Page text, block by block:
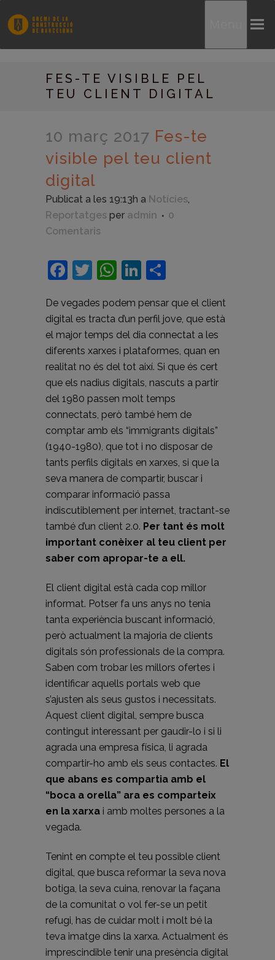
FES-TE VISIBLE PEL
TEU CLIENT DIGITAL
10 març 2017 Fes-te
visible pel teu client
digital
Publicat a les 19:13h a Notícies,
Reportatges per admin
0
Comentaris
Facebook
Twitter
WhatsApp
LinkedIn
De vegades podem pensar que el client
digital es tracta d’un perfil jove, que està
el major temps del dia connectat a les
diferents xarxes i plataformes, quan en
realitat no és del tot així. Si que és cert
que els nadius digitals, nascuts a partir
del 1980 passen molt temps
connectats, però també hem de
comptar amb els “immigrants digitals”
(1940-1980), que tot i no disposar de
tants perfils digitals en xarxes, si que la
seva manera de compartir, buscar i
comparar informació passa
indiscutiblement per internet, tractant-se
també d’un client 2.0. Per tant és molt
important conèixer al teu client per
saber com apropar-te a ell.
El client digital està cada cop millor
informat. Potser fa uns anys no tenia
tanta experiència buscant informació,
però actualment la majoria de clients
digitals són professionals de la compra.
Saben com trobar les millors ofertes i
identificar aquells portals web que
s’ajusten als seus gustos i necessitats.
Aquest client digital, sempre busca
contingut interessant per gaudir-lo i si li
agrada una empresa física, li agrada
compartir-ho amb els seus contactes. El
que abans es compartia amb el
“boca a orella” ara es comparteix
en la xarxa i amb moltes persones a la
vegada.
Tenint en compte el teu possible client
digital, que busca reformar la seva nova
botiga, la seva cuina, renovar la façana
de la comunitat o vol fer-se un petit
refugi, has de cuidar molt i molt bé la
teva imatge dins la xarxa. Actualment és
imprescindible tenir una presència digital